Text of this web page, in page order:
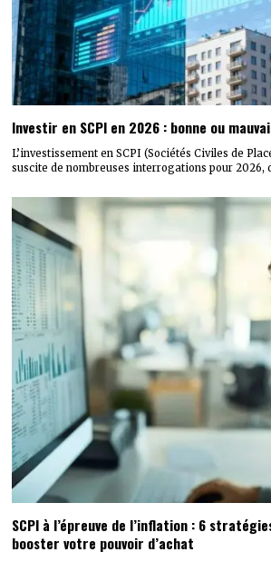
Investir en SCPI en 2026 : bonne ou
L’investissement en SCPI (Sociétés Civiles de
suscite de nombreuses interrogations pour 2026,
SCPI à l’épreuve de l’inflation : 6
booster votre pouvoir d’achat